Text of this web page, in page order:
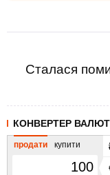
Сталася
КОНВЕРТЕР ВАЛЮТ
продати купити